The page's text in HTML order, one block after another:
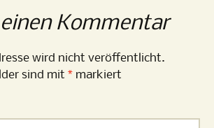
Kommentar
wird nicht veröffentlicht.
sind mit * markiert